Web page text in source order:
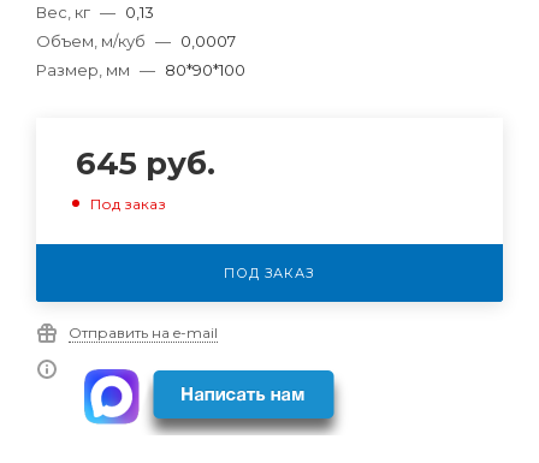
Вес, кг — 0,13
Объем, м/куб — 0,0007
Размер, мм — 80*90*100
645 руб.
Под заказ
ПОД ЗАКАЗ
Отправить на e-mail